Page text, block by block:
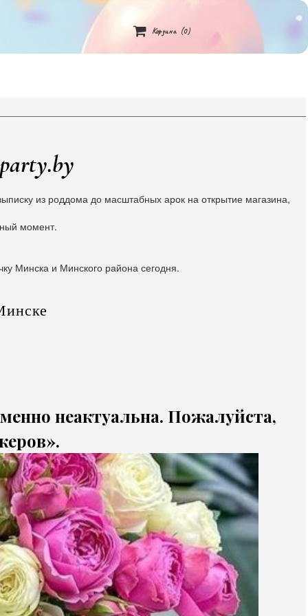
 Корзина (0)
из роддома до масштабных арок на открытие магазина,
момент.
Минска и Минского района сегодня.
неактуальна. Пожалуйста,